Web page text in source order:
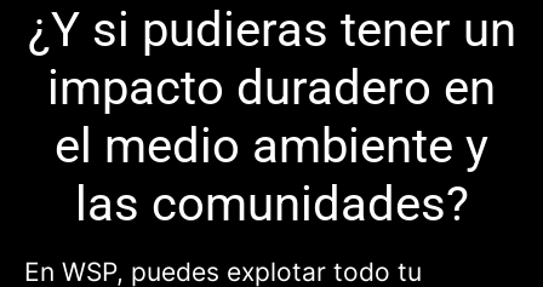
¿Y si pudieras tener un
impacto duradero en
el medio ambiente y
las comunidades?
En WSP, puedes explotar todo tu